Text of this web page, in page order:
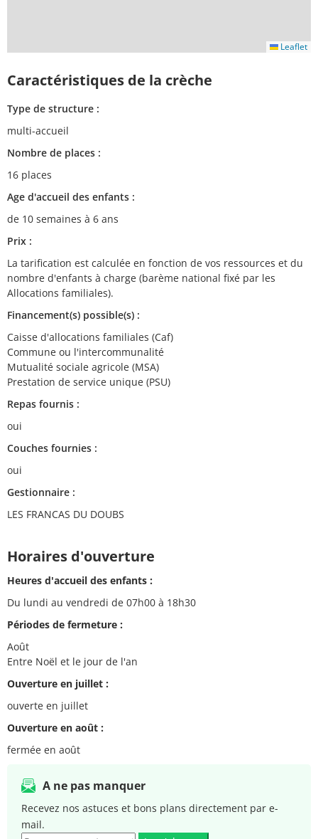
Leaflet
Caractéristiques de la crèche
Type de structure :
multi-accueil
Nombre de places :
16 places
Age d'accueil des enfants :
de 10 semaines à 6 ans
Prix :
La tarification est calculée en fonction de vos ressources et du
nombre d'enfants à charge (barème national fixé par les
Allocations familiales).
Financement(s) possible(s) :
Caisse d'allocations familiales (Caf)
Commune ou l'intercommunalité
Mutualité sociale agricole (MSA)
Prestation de service unique (PSU)
Repas fournis :
oui
Couches fournies :
oui
Gestionnaire :
LES FRANCAS DU DOUBS
Horaires d'ouverture
Heures d'accueil des enfants :
Du lundi au vendredi de 07h00 à 18h30
Périodes de fermeture :
Août
Entre Noël et le jour de l'an
Ouverture en juillet :
ouverte en juillet
Ouverture en août :
fermée en août
A ne pas manquer
Recevez nos astuces et bons plans directement par e-
mail.